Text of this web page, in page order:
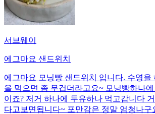
서브웨이
에그마요 샌드위치
에그마요 모닝빵 샌드위치 입니다. 수영을
을 먹으면 좀 무겁더라고요~ 모닝빵하나
이죠? 저거 하나에 두유하나 먹고갑니다
다고보면됩니다~ 포만감은 정말 엄청나구